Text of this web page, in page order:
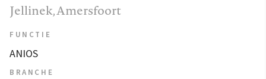
Jellinek, Amersfoort
FUNCTIE
ANIOS
BRANCHE